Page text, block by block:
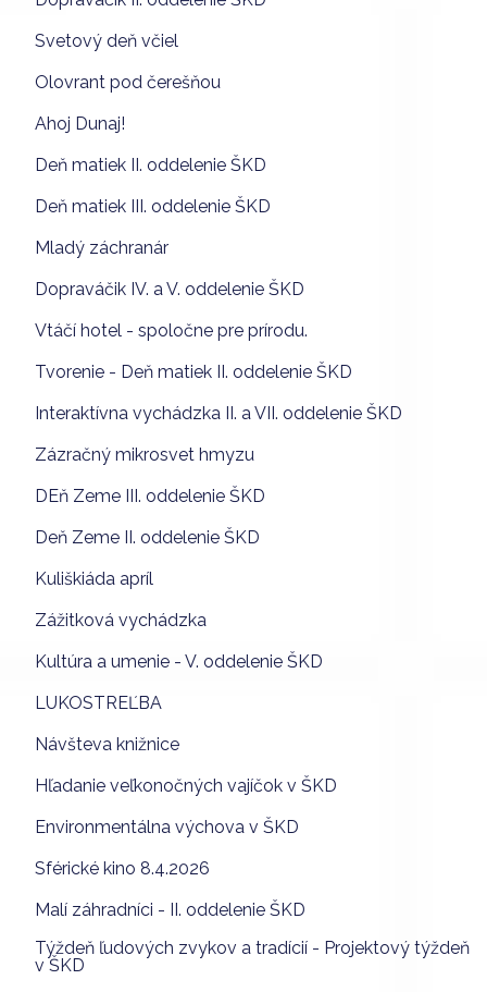
Svetový deň včiel
Olovrant pod čerešňou
Ahoj Dunaj!
Deň matiek II. oddelenie ŠKD
Deň matiek III. oddelenie ŠKD
Mladý záchranár
Dopraváčik IV. a V. oddelenie ŠKD
Vtáčí hotel - spoločne pre prírodu.
Tvorenie - Deň matiek II. oddelenie ŠKD
Interaktívna vychádzka II. a VII. oddelenie ŠKD
Zázračný mikrosvet hmyzu
DEň Zeme III. oddelenie ŠKD
Deň Zeme II. oddelenie ŠKD
Kuliškiáda apríl
Zážitková vychádzka
Kultúra a umenie - V. oddelenie ŠKD
LUKOSTREĽBA
Návšteva knižnice
Hľadanie veľkonočných vajíčok v ŠKD
Environmentálna výchova v ŠKD
Sférické kino 8.4.2026
Malí záhradníci - II. oddelenie ŠKD
Týždeň ľudových zvykov a tradícií - Projektový týždeň
v ŠKD